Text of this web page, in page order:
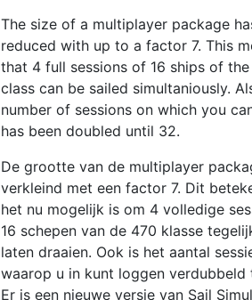
The size of a multiplayer package
reduced with up to a factor 7. This
that 4 full sessions of 16 ships of
class can be sailed simultaniously.
number of sessions on which you
has been doubled until 32.
De grootte van de multiplayer
verkleind met een factor 7. Dit
het nu mogelijk is om 4 volledige
16 schepen van de 470 klasse
laten draaien. Ook is het aantal
waarop u in kunt loggen verdubbeld
Er is een nieuwe versie van Sail